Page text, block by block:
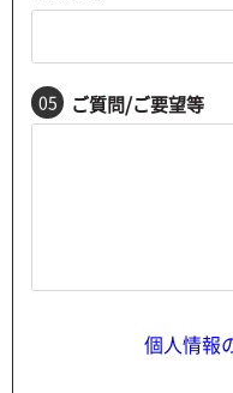
05 ご質問/ご要望等
個人情報